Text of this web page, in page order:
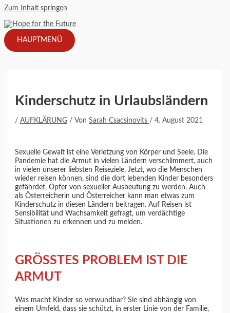
Zum Inhalt springen
HAUPTMENÜ
Kinderschutz in Urlaubsländern
/AUFKLÄRUNG / VonSarah Csacsinovits /4. August 2021
Sexuelle Gewalt ist eine Verletzung von Körper und Seele. Die
Pandemie hat die Armut in vielen Ländern verschlimmert, auch
in vielen unserer liebsten Reiseziele. Jetzt, wo die Menschen
wieder reisen können, sind die dort lebenden Kinder besonders
gefährdet, Opfer von sexueller Ausbeutung zu werden. Auch
als Österreicherin und Österreicher kann man etwas zum
Kinderschutz in diesen Ländern beitragen. Auf Reisen ist
Sensibilität und Wachsamkeit gefragt, um verdächtige
Situationen zu erkennen und zu melden.
GRÖSSTES PROBLEM IST DIE
ARMUT
Was macht Kinder so verwundbar? Sie sind abhängig von
einem Umfeld, dass sie schützt, in erster Linie von der Familie,